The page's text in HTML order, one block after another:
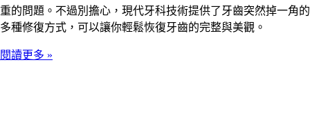
重的問題。不過別擔心，現代牙科技術提供了牙齒突然掉一角的
多種修復方式，可以讓你輕鬆恢復牙齒的完整與美觀。
閱讀更多 »